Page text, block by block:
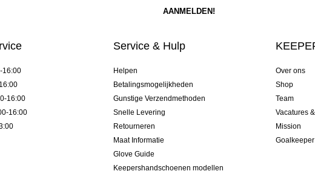
16:00
16:00
16:00
Service & Hulp
Helpen
Betalingsmogelijkheden
Gunstige Verzendmethoden
Snelle Levering
Retourneren
Maat Informatie
Glove Guide
Keepershandschoenen modellen
Over ons
Shop
Team
Vacatures
Mission